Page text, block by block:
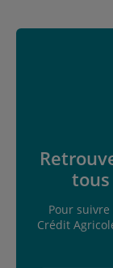
tous
Pour
Crédit